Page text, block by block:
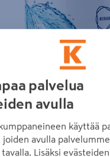
palvelua
avulla
käyttää
joiden avulla
Lisäksi